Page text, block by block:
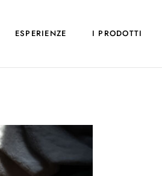
ESPERIENZE I PRODOTTI